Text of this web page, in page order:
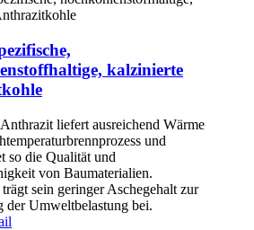
kalzinierte
liefert ausreichend Wärme
und
so die Qualität und
von Baumaterialien.
sein geringer Aschegehalt zur
der Umweltbelastung bei.